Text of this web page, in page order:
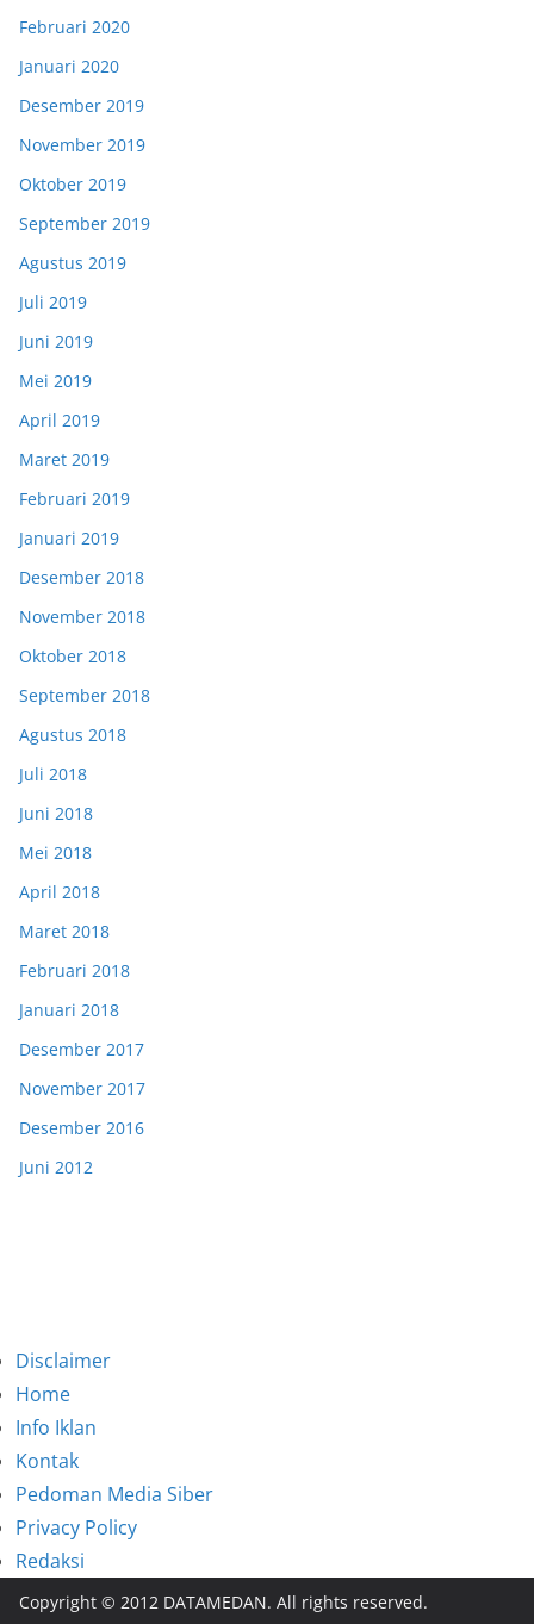
Februari 2020
Januari 2020
Desember 2019
November 2019
Oktober 2019
September 2019
Agustus 2019
Juli 2019
Juni 2019
Mei 2019
April 2019
Maret 2019
Februari 2019
Januari 2019
Desember 2018
November 2018
Oktober 2018
September 2018
Agustus 2018
Juli 2018
Juni 2018
Mei 2018
April 2018
Maret 2018
Februari 2018
Januari 2018
Desember 2017
November 2017
Desember 2016
Juni 2012
Disclaimer
Home
Info Iklan
Kontak
Pedoman Media Siber
Privacy Policy
Redaksi
Copyright © 2012 DATAMEDAN. All rights reserved.